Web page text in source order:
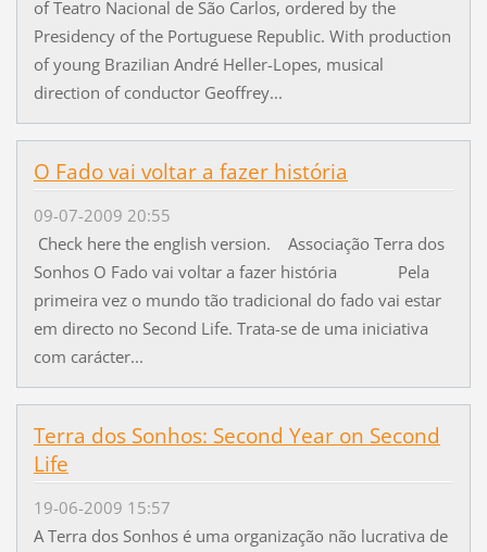
of Teatro Nacional de São Carlos, ordered by the
Presidency of the Portuguese Republic. With production
of young Brazilian André Heller-Lopes, musical
direction of conductor Geoffrey...
O Fado vai voltar a fazer história
09-07-2009 20:55
Check here the english version. Associação Terra dos
Sonhos O Fado vai voltar a fazer história Pela
primeira vez o mundo tão tradicional do fado vai estar
em directo no Second Life. Trata-se de uma iniciativa
com carácter...
Terra dos Sonhos: Second Year on Second
Life
19-06-2009 15:57
A Terra dos Sonhos é uma organização não lucrativa de